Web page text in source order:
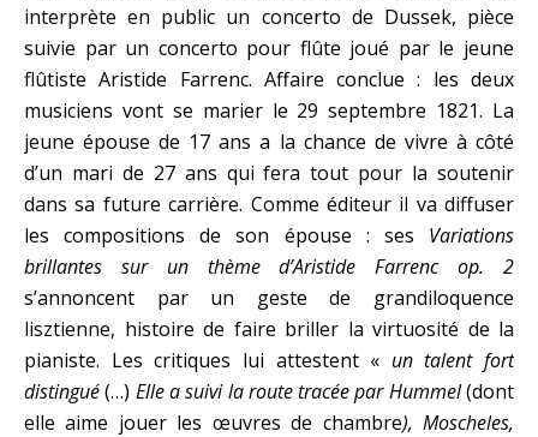
interprète en public un concerto de Dussek, pièce
suivie par un concerto pour flûte joué par le jeune
flûtiste Aristide Farrenc. Affaire conclue : les deux
musiciens vont se marier le 29 septembre 1821. La
jeune épouse de 17 ans a la chance de vivre à côté
d’un mari de 27 ans qui fera tout pour la soutenir
dans sa future carrière. Comme éditeur il va diffuser
les compositions de son épouse : ses Variations
brillantes sur un thème d’Aristide Farrenc op. 2
s’annoncent par un geste de grandiloquence
lisztienne, histoire de faire briller la virtuosité de la
pianiste. Les critiques lui attestent « un talent fort
distingué(…) Elle a suivi la route tracée par Hummel(dont
elle aime jouer les œuvres de chambre), Moscheles,